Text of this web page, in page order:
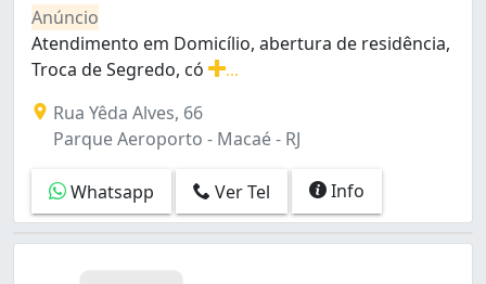
Anúncio
Atendimento em Domicílio, abertura de residência,
Troca de Segredo, có
Rua Yêda Alves, 66
Parque Aeroporto - Macaé - RJ
Whatsapp Ver Tel Info